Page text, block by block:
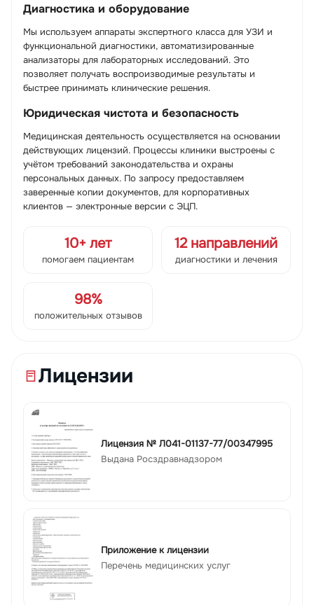
Диагностика и оборудование
Мы используем аппараты экспертного класса для УЗИ и
функциональной диагностики, автоматизированные
анализаторы для лабораторных исследований. Это
позволяет получать воспроизводимые результаты и
быстрее принимать клинические решения.
Юридическая чистота и безопасность
Медицинская деятельность осуществляется на основании
действующих лицензий. Процессы клиники выстроены с
учётом требований законодательства и охраны
персональных данных. По запросу предоставляем
заверенные копии документов, для корпоративных
клиентов — электронные версии с ЭЦП.
10+ лет
помогаем пациентам
12 направлений
диагностики и лечения
98%
положительных отзывов
Лицензии
Лицензия № Л041-01137-77/00347995
Выдана Росздравнадзором
Приложение к лицензии
Перечень медицинских услуг